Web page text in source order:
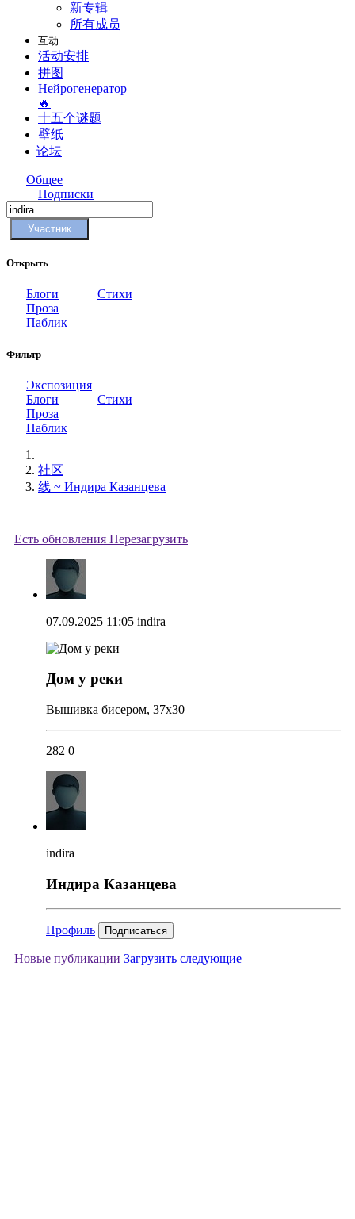
新专辑
所有成员
互动
活动安排
拼图
Нейрогенератор
🔥
十五个谜题
壁纸
论坛
Общее
Подписки
Участник
Открыть
Блоги
Стихи
Проза
Паблик
Фильтр
Экспозиция
Блоги
Стихи
Проза
Паблик
社区
线 ~ Индира Казанцева
Есть обновления Перезагрузить
07.09.2025 11:05 indira
Дом у реки
Вышивка бисером, 37х30
282 0
indira
Индира Казанцева
Профиль Подписаться
Новые публикации Загрузить следующие